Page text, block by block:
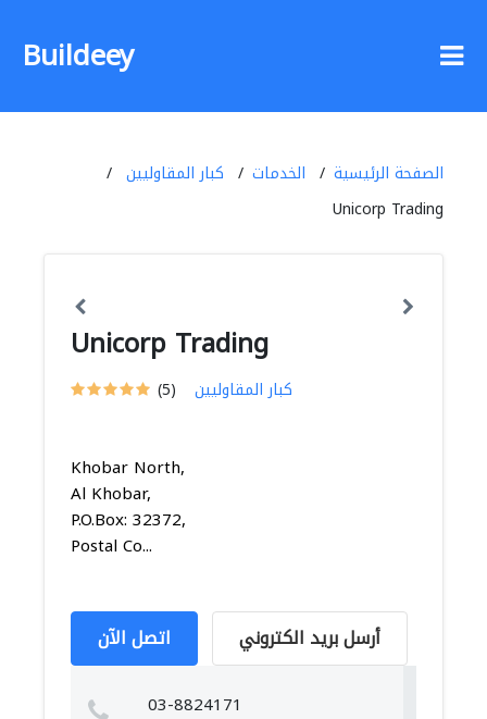
Buildeey
الصفحة الرئيسية الخدمات
كبار المقاوليين
Unicorp Trading
Unicorp Trading
(5) كبار المقاوليين
Khobar North,
Al Khobar,
P.O.Box: 32372,
Postal Co...
اتصل الآن أرسل بريد الكتروني
03-8824171